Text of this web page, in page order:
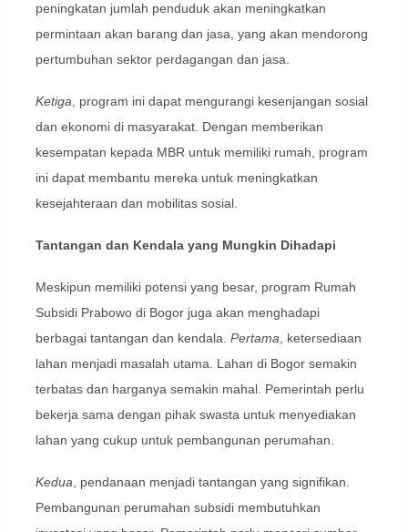
peningkatan jumlah penduduk akan meningkatkan
permintaan akan barang dan jasa, yang akan mendorong
pertumbuhan sektor perdagangan dan jasa.
Ketiga , program ini dapat mengurangi kesenjangan sosial
dan ekonomi di masyarakat. Dengan memberikan
kesempatan kepada MBR untuk memiliki rumah, program
ini dapat membantu mereka untuk meningkatkan
kesejahteraan dan mobilitas sosial.
Tantangan dan Kendala yang Mungkin Dihadapi
Meskipun memiliki potensi yang besar, program Rumah
Subsidi Prabowo di Bogor juga akan menghadapi
berbagai tantangan dan kendala. Pertama , ketersediaan
lahan menjadi masalah utama. Lahan di Bogor semakin
terbatas dan harganya semakin mahal. Pemerintah perlu
bekerja sama dengan pihak swasta untuk menyediakan
lahan yang cukup untuk pembangunan perumahan.
Kedua , pendanaan menjadi tantangan yang signifikan.
Pembangunan perumahan subsidi membutuhkan